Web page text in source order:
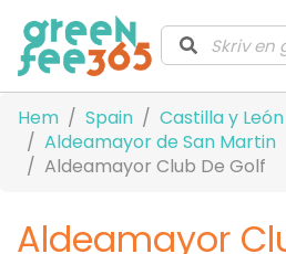
Hem Spain
Castilla y León
Aldeamayor de San Martin
Aldeamayor Club De Golf
Aldeamayor